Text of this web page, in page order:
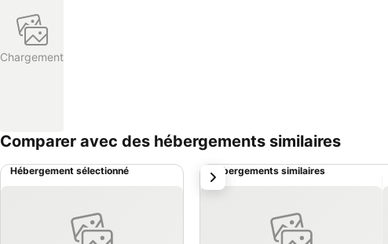
Chargement
Comparer avec des hébergements similaires
Hébergement sélectionné Hébergements similaires
suivant